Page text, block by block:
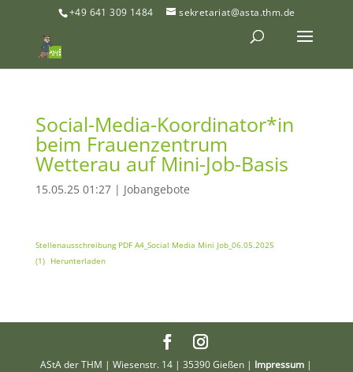
+49 641 309 1484 sekretariat@asta.thm.de
Social-Media-Koordinator*in
beim Frauenzentrum
Wetterau auf Mini-Job-Basis
15.05.25 01:27| Jobangebote
Stellenausschreibung PDF A4_Social Media Mini Job_06.05.2025
(1)
Herunterladen
AStA der THM | Wiesenstr. 14 | 35390 Gießen | Impressum |